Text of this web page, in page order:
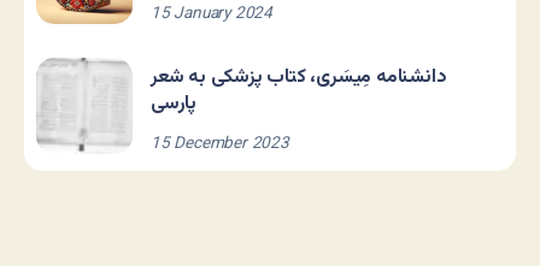
15 January 2024
دانشنامه مِیسَری، کتاب پزشکی به شعر
پارسی
15 December 2023